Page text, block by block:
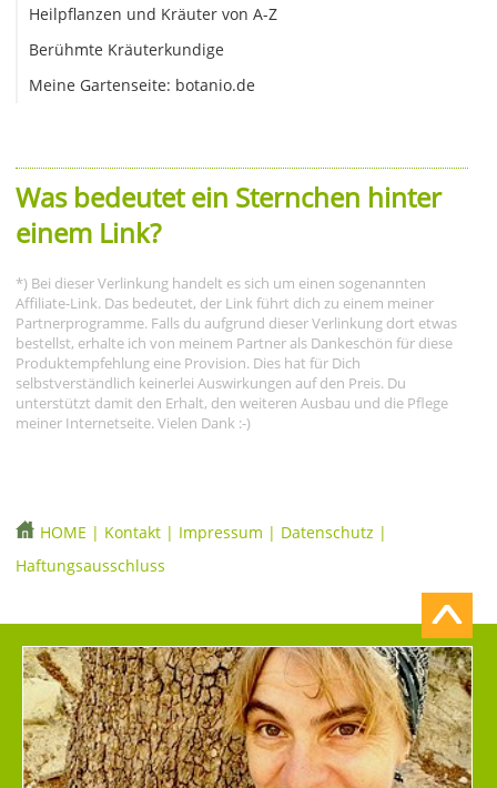
Heilpflanzen und Kräuter von A-Z
Berühmte Kräuterkundige
Meine Gartenseite: botanio.de
Was bedeutet ein Sternchen hinter
einem Link?
*) Bei dieser Verlinkung handelt es sich um einen sogenannten
Affiliate-Link. Das bedeutet, der Link führt dich zu einem meiner
Partnerprogramme. Falls du aufgrund dieser Verlinkung dort etwas
bestellst, erhalte ich von meinem Partner als Dankeschön für diese
Produktempfehlung eine Provision. Dies hat für Dich
selbstverständlich keinerlei Auswirkungen auf den Preis. Du
unterstützt damit den Erhalt, den weiteren Ausbau und die Pflege
meiner Internetseite. Vielen Dank :-)
HOME | Kontakt | Impressum | Datenschutz |
Haftungsausschluss